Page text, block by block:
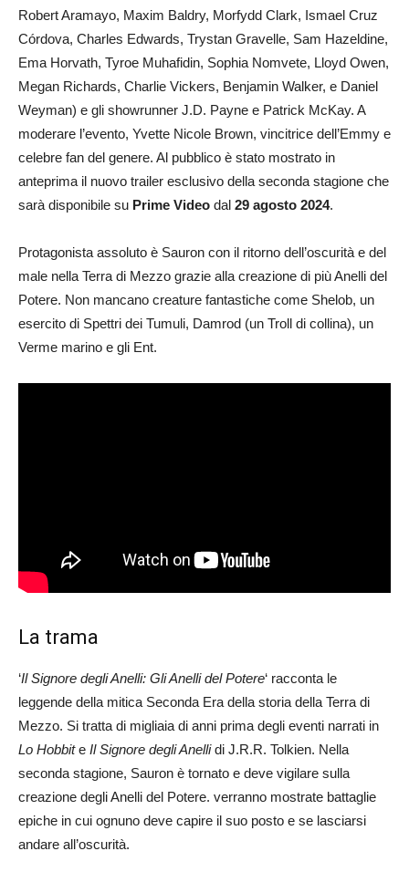
Robert Aramayo, Maxim Baldry, Morfydd Clark, Ismael Cruz
Córdova, Charles Edwards, Trystan Gravelle, Sam Hazeldine,
Ema Horvath, Tyroe Muhafidin, Sophia Nomvete, Lloyd Owen,
Megan Richards, Charlie Vickers, Benjamin Walker, e Daniel
Weyman) e gli showrunner J.D. Payne e Patrick McKay. A
moderare l’evento, Yvette Nicole Brown, vincitrice dell’Emmy e
celebre fan del genere. Al pubblico è stato mostrato in
anteprima il nuovo trailer esclusivo della seconda stagione che
sarà disponibile su Prime Video dal 29 agosto 2024.
Protagonista assoluto è Sauron con il ritorno dell’oscurità e del
male nella Terra di Mezzo grazie alla creazione di più Anelli del
Potere. Non mancano creature fantastiche come Shelob, un
esercito di Spettri dei Tumuli, Damrod (un Troll di collina), un
Verme marino e gli Ent.
La trama
‘Il Signore degli Anelli: Gli Anelli del Potere‘ racconta le
leggende della mitica Seconda Era della storia della Terra di
Mezzo. Si tratta di migliaia di anni prima degli eventi narrati in
Lo Hobbite Il Signore degli Anellidi J.R.R. Tolkien. Nella
seconda stagione, Sauron è tornato e deve vigilare sulla
creazione degli Anelli del Potere. verranno mostrate battaglie
epiche in cui ognuno deve capire il suo posto e se lasciarsi
andare all’oscurità.